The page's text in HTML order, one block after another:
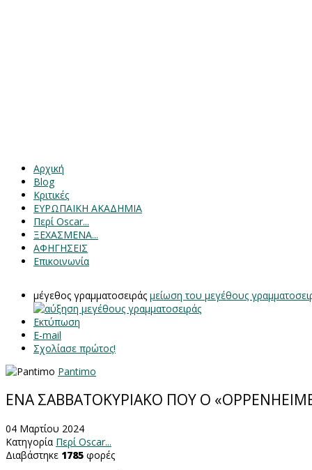
Αρχική
Blog
Κριτικές
ΕΥΡΩΠΑΙΚΗ ΑΚΑΔΗΜΙΑ
Περί Oscar...
ΞΕΧΑΣΜΕΝΑ...
ΑΦΗΓΗΣΕΙΣ
Επικοινωνία
μέγεθος γραμματοσειράς μείωση του μεγέθους
Εκτύπωση
E-mail
Σχολίασε πρώτος!
Pantimo
ΕΝΑ ΣΑΒΒΑΤΟΚΥΡΙΑΚΟ ΠΟΥ Ο
04 Μαρτίου 2024
Κατηγορία Περί Oscar...
Διαβάστηκε 1785 φορές